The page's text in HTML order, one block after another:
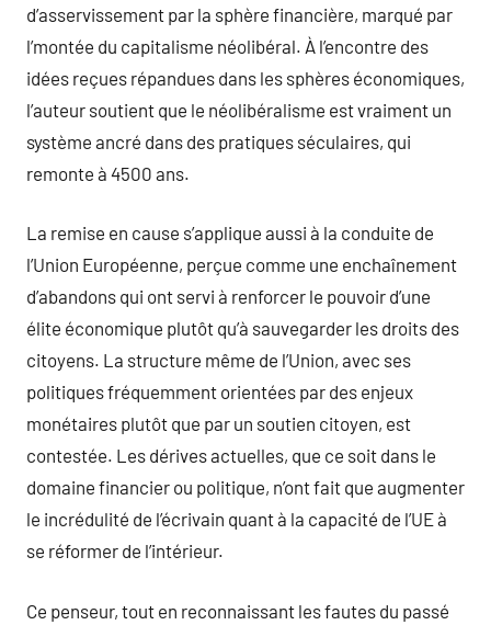
d’asservissement par la sphère financière, marqué par
l’montée du capitalisme néolibéral. À l’encontre des
idées reçues répandues dans les sphères économiques,
l’auteur soutient que le néolibéralisme est vraiment un
système ancré dans des pratiques séculaires, qui
remonte à 4500 ans.
La remise en cause s’applique aussi à la conduite de
l’Union Européenne, perçue comme une enchaînement
d’abandons qui ont servi à renforcer le pouvoir d’une
élite économique plutôt qu’à sauvegarder les droits des
citoyens. La structure même de l’Union, avec ses
politiques fréquemment orientées par des enjeux
monétaires plutôt que par un soutien citoyen, est
contestée. Les dérives actuelles, que ce soit dans le
domaine financier ou politique, n’ont fait que augmenter
le incrédulité de l’écrivain quant à la capacité de l’UE à
se réformer de l’intérieur.
Ce penseur, tout en reconnaissant les fautes du passé